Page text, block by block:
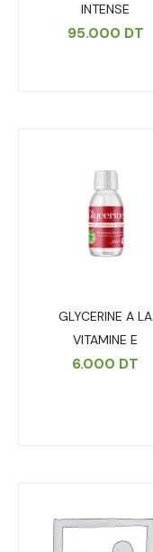
INTENSE
95.000 DT
GLYCERINE A LA
VITAMINE E
6.000 DT